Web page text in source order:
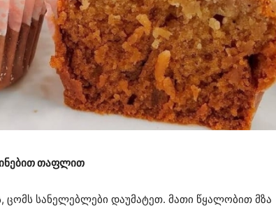
თაფლით
ცომს სანელებლები დაუმატეთ. მათი წყალობით მზა